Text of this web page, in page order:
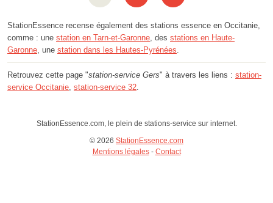
StationEssence recense également des stations essence en Occitanie,
comme : une station en Tarn-et-Garonne , des stations en Haute-
Garonne , une station dans les Hautes-Pyrénées
Retrouvez cette page "station-service Gers" à travers les liens : station-
service Occitanie station-service 32
StationEssence.com, le plein de stations-service sur internet.
© 2026 StationEssence.com
Mentions légales- Contact